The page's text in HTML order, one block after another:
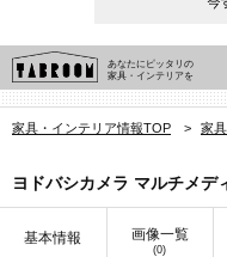
あなたにピッタリの
家具・インテリアを
家具・インテリア情報TOP > 家
ヨドバシカメラ マルチメデ
基本情報 画像一覧
(0)